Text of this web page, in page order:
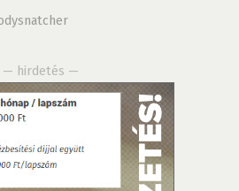
— hirdetés —